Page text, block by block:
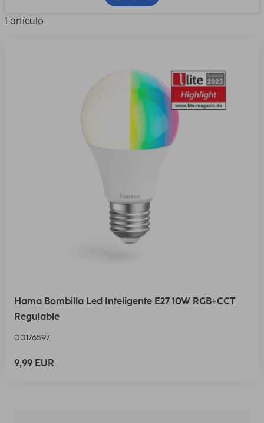
1 artículo
Hama Bombilla Led Inteligente E27 10W RGB+CCT
Regulable
00176597
9,99 EUR